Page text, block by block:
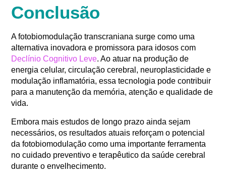
Conclusão
A fotobiomodulação transcraniana surge como uma
alternativa inovadora e promissora para idosos com
Declínio Cognitivo Leve. Ao atuar na produção de
energia celular, circulação cerebral, neuroplasticidade e
modulação inflamatória, essa tecnologia pode contribuir
para a manutenção da memória, atenção e qualidade de
vida.
Embora mais estudos de longo prazo ainda sejam
necessários, os resultados atuais reforçam o potencial
da fotobiomodulação como uma importante ferramenta
no cuidado preventivo e terapêutico da saúde cerebral
durante o envelhecimento.